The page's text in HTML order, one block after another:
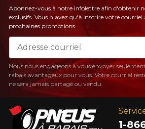
1-
Abonnez-vous à notre infolettre afin d'obtenir
exclusifs. Vous n'avez qu'à inscrire votre courriel
prochaines promotions.
Courriel
Nous nous engageons à vous envoyer
rabais avantageux pour vous. Votre courriel
ne sera jamais partagé ou vendu.